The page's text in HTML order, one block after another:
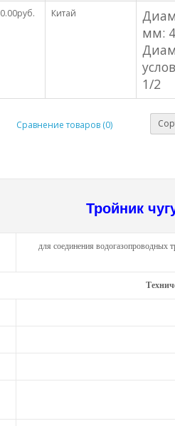
0.00руб. Китай
мм:
1/2
Сравнение товаров (0)
Тройник
для соединения водогазопроводных